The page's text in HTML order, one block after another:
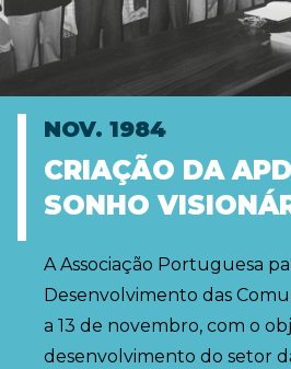
NOV. 1984
CRIAÇÃO DA
SONHO
A Associação Portuguesa
Desenvolvimento das
a 13 de novembro, com o
desenvolvimento do setor